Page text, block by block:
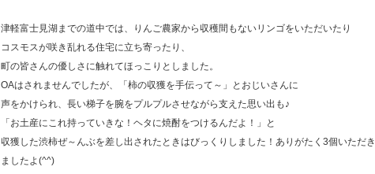
津軽富士見湖までの道中では、りんご農家から収穫間もないリンゴをいただいたり
コスモスが咲き乱れる住宅に立ち寄ったり、
町の皆さんの優しさに触れてほっこりとしました。
OAはされませんでしたが、「柿の収獲を手伝って～」とおじいさんに
声をかけられ、長い梯子を腕をプルプルさせながら支えた思い出も♪
「お土産にこれ持っていきな！ヘタに焼酎をつけるんだよ！」と
収獲した渋柿ぜ～んぶを差し出されたときはびっくりしました！ありがたく3個いただき
ましたよ(^^)